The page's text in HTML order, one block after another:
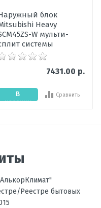
блок
Heavy
W мульти-
системы
7431.00 р.
В
корзину
Сравнить
Реестре бытовых